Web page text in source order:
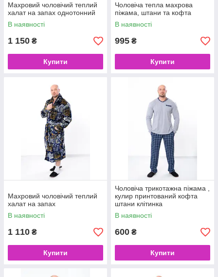
Махровий чоловічий теплий
халат на запах однотонний
В наявності
1 150 ₴
Купити
Чоловіча тепла махрова
піжама, штани та кофта
В наявності
995 ₴
Купити
Махровий чоловічий теплий
халат на запах
В наявності
1 110 ₴
Купити
Чоловіча трикотажна піжама ,
кулир принтований кофта
штани клітинка
В наявності
600 ₴
Купити